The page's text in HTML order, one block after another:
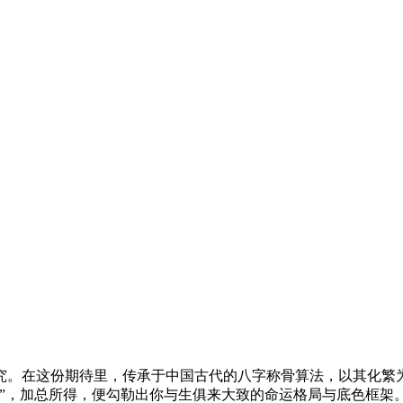
在这份期待里，传承于中国古代的八字称骨算法，以其化
加总所得，便勾勒出你与生俱来大致的命运格局与底色框